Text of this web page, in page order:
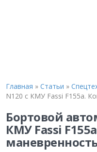
Главная » Статьи »
N120 с КМУ Fassi F155a.
Бортовой
КМУ Fassi